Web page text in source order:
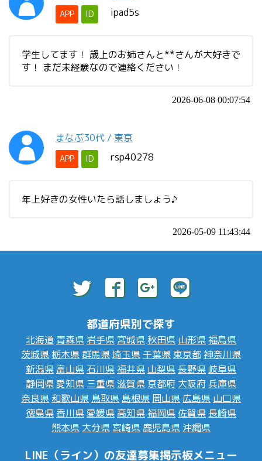
APP ID ipad5s
学生してます！ 歳上のお姉さんと**さんが大好きで
す！ まだ未経験なので連絡ください！
2026-06-08 00:07:54
まなぶ30代 / 東京
APP ID rsp40278
年上好きの女性いたら話しましょう♪
2026-05-09 11:43:44
都道府県別で探す
北海道 青森県 岩手県 宮城県 秋田県 山形県福島県
茨城県 栃木県群馬県埼玉県 千葉県 東京都神奈川県
新潟県 富山県 石川県福井県 山梨県 長野県 岐阜県
静岡県愛知県 三重県滋賀県 京都府 大阪府 兵庫県
奈良県 和歌山県 鳥取県 島根県 岡山県 広島県 山口県
徳島県 香川県愛媛県 高知県福岡県 佐賀県 長崎県
熊本県 大分県 宮崎県 鹿児島県 沖縄県
LINE（ライン）の友達募集掲示板メニュー